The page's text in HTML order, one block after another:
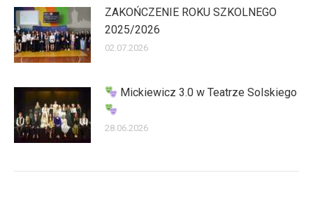
ZAKOŃCZENIE ROKU SZKOLNEGO
2025/2026
02.07.2026
Mickiewicz 3.0 w Teatrze Solskiego
28.06.2026